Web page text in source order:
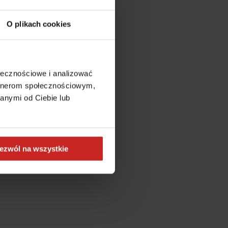
O plikach cookies
i analizować
społecznościowym,
od Ciebie lub
na wszystkie
information).